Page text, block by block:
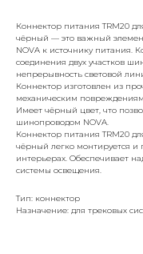
Коннектор питания TRM20
чёрный — это важный
NOVA к источнику питания.
соединения двух участков
непрерывность световой
Коннектор изготовлен из
механическим
Имеет чёрный цвет, что
шинопроводом NOVA.
Коннектор питания TRM20
чёрный легко монтируется и
интерьерах. Обеспечивает
системы освещения.
Тип: коннектор
Назначение: для трековых